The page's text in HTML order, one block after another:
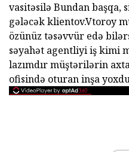
vasitəsilə Bundan başqa,
gələcək klientov.Vtoroy
özünüz təsəvvür edə
səyahət agentliyi iş kimi
lazımdır müştərilərin
ofisində oturan inşa